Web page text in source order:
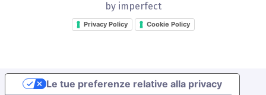
by imperfect
Privacy Policy Cookie Policy
Le tue preferenze relative alla privacy